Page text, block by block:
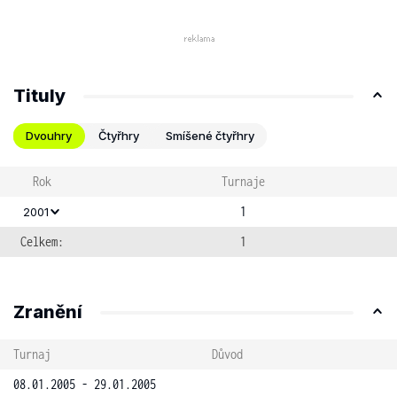
Tituly
Dvouhry Čtyřhry Smíšené čtyřhry
Rok Turnaje
2001
1
Celkem:
1
Zranění
Turnaj
Důvod
08.01.2005 - 29.01.2005